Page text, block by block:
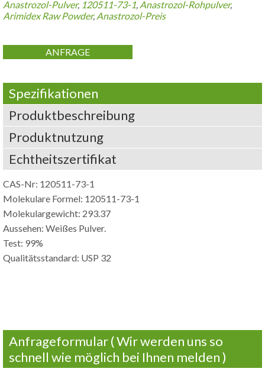
Anastrozol-Pulver, 120511-73-1, Anastrozol-Rohpulver,
Arimidex Raw Powder, Anastrozol-Preis
ANFRAGE
Spezifikationen
Produktbeschreibung
Produktnutzung
Echtheitszertifikat
CAS-Nr: 120511-73-1
Molekulare Formel: 120511-73-1
Molekulargewicht: 293.37
Aussehen: Weißes Pulver.
Test: 99%
Qualitätsstandard: USP 32
Anfrageformular ( Wir werden uns so
schnell wie möglich bei Ihnen melden )